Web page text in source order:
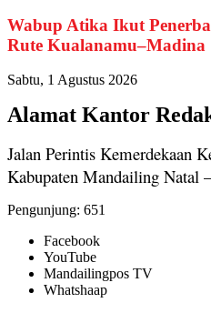
Wabup Atika Ikut
Rute Kualanamu–Madina
Sabtu, 1 Agustus 2026
Alamat Kantor
Jalan Perintis Kemerdekaan
Kabupaten Mandailing Natal
Pengunjung: 651
Facebook
YouTube
Mandailingpos TV
Whatshaap